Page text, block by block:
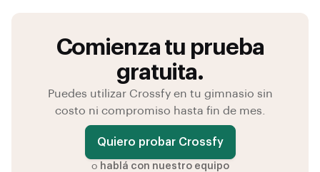
Comienza tu prueba
gratuita.
Puedes utilizar Crossfy en tu gimnasio sin
costo ni compromiso hasta fin de mes.
Quiero probar Crossfy
o hablá con nuestro equipo